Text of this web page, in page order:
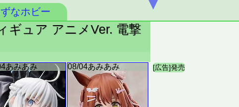
なホビー
ギュア アニメVer. 電撃
▼